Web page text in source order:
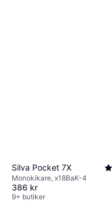
Silva Pocket 7X
Monokikare, x18BaK-4
386 kr
9+ butiker